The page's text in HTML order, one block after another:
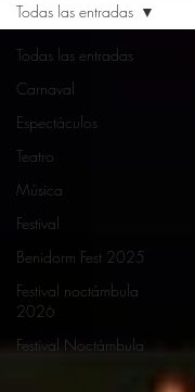
Todas las entradas
Carnaval
Espectáculos
Teatro
Música
Festival
Benidorm Fest 2025
Festival noctámbula
2026
Festival Noctámbula
Todas las entradas